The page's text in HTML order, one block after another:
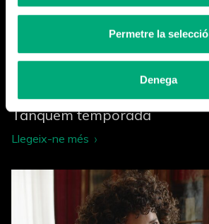
Permetre la selecció
Denega
Tanquem temporada
Llegeix-ne més